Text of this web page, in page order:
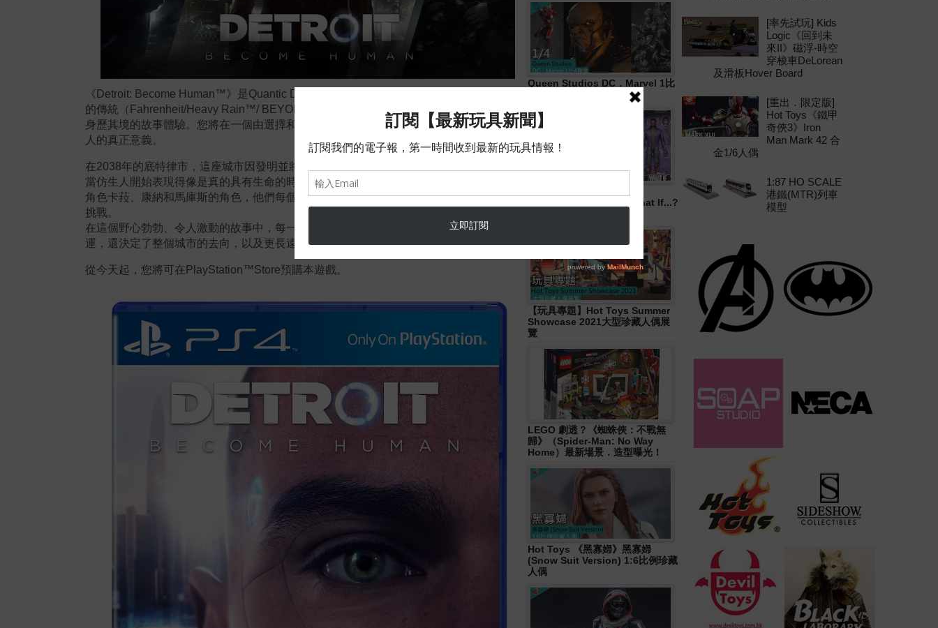
《 Detroit: Become Human™》是Quantic Dream
的傳統（ Fahrenheit/Heavy Rain™/ BEYOND: Two Souls™ ），為您帶來 撼人心弦、
身歷其境的故事體驗。 您將在一個由選擇和後果所組成的壯烈的感性旅程中發現身為
人的真正意義。
在2038年的底特律市，這座城市因發明並將仿生人帶入日常生活中而欣欣向榮。但是
當仿生人開始表現得像是真的具有生命的時候，事情開始失控。進入故事的三個關鍵
角色卡菈 、康納和馬庫斯的角色，他們每個人都會從各自的獨特觀點，面對新的生活
挑戰。
在這個野心勃勃、令人激動的故事中，每一個選擇和行動不僅決定了各個角色的命
運，還決定了整個城市的去向，以及更長遠的影響。
從今天起，您將可在 PlayStation™Store預購本遊戲。
Queen Studios DC．Marvel 1比
Legends《Disney+ 》What If...?
【玩具專題】Hot Toys Summer
Showcase 2021大型珍藏人偶展
覽
LEGO 劇透？《蜘蛛俠：不戰無
歸》（Spider-Man: No Way
Home）最新場景．造型曝光！
Hot Toys 《黑寡婦》黑寡婦
(Snow Suit Version) 1:6比例珍藏
人偶
[率先試玩] Kids
Logic《回到未
來II》磁浮-時空
穿梭車DeLorean
及滑板Hover Board
[重出．限定版]
Hot Toys《鐵甲
奇俠3》Iron
Man Mark 42 合
金1/6人偶
1:87 HO SCALE
港鐵(MTR)列車
模型